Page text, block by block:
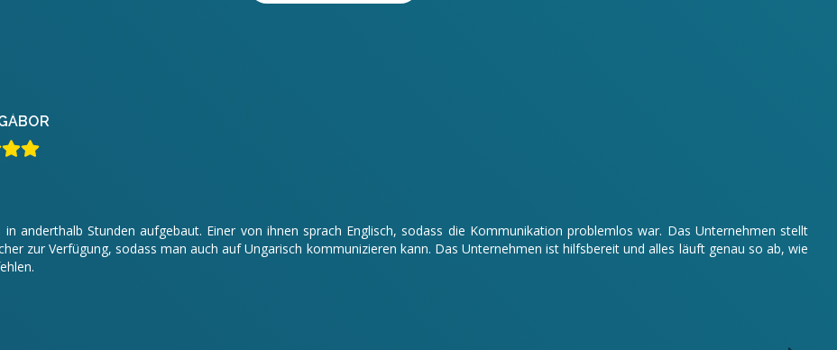
anderthalb Stunden aufgebaut. Einer von ihnen sprach Englisch, sodass die Kommunikation problemlos war. Das Unternehmen stellt
zur Verfügung, sodass man auch auf Ungarisch kommunizieren kann. Das Unternehmen ist hilfsbereit und alles läuft genau so ab, wie